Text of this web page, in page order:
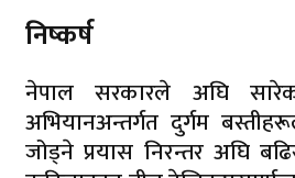
निष्कर्ष
नेपाल सरकारले अघि
अभियानअन्तर्गत दुर्गम
जोड्ने प्रयास निरन्तर अघि